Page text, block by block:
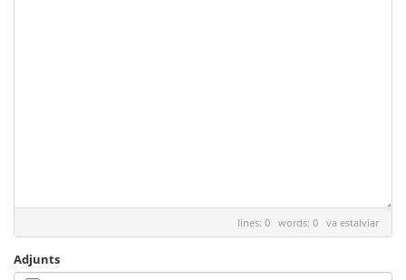
lines: 0 words: 0 va estalviar
Adjunts